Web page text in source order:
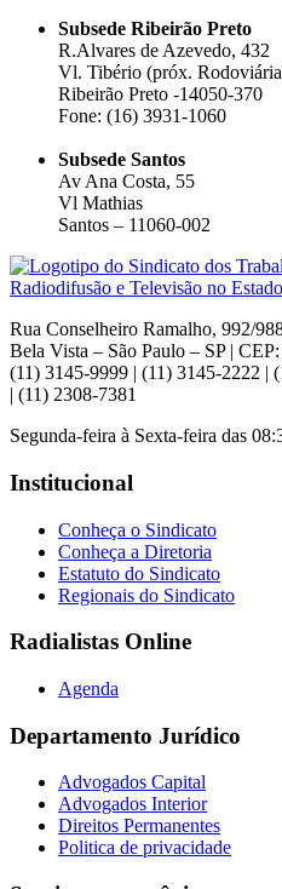
Subsede Ribeirão Preto
R.Alvares de Azevedo, 432
Vl. Tibério (próx.
Ribeirão Preto -14050-370
Fone: (16) 3931-1060
Subsede Santos
Av Ana Costa, 55
Vl Mathias
Santos – 11060-002
Rua Conselheiro Ramalho, 992/
Bela Vista – São Paulo – SP |
(11) 3145-9999 | (11) 3145-2222 |
| (11) 2308-7381
Segunda-feira à Sexta-feira das
Institucional
Conheça o Sindicato
Conheça a Diretoria
Estatuto do Sindicato
Regionais do Sindicato
Radialistas Online
Agenda
Departamento Jurídico
Advogados Capital
Advogados Interior
Direitos Permanentes
Politica de privacidade